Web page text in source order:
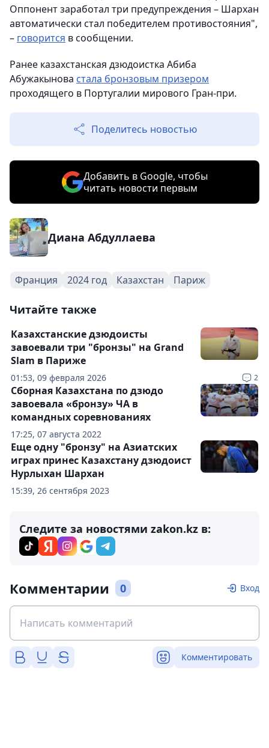
Оппонент заработал три предупреждения – Шархан
автоматически стал победителем противостояния",
– говорится в сообщении.
Ранее казахстанская дзюдоистка Абиба
Абужакынова стала бронзовым призером
проходящего в Португалии мирового Гран-при.
Поделитесь новостью
Добавить в Google, чтобы
читать новости первым
Диана Абдуллаева
Франция 2024 год Казахстан Париж
Читайте также
01:53, 09 февраля 2026 2
Казахстанские дзюдоисты
завоевали три "бронзы" на Grand
Slam в Париже
17:25, 07 августа 2022
Сборная Казахстана по дзюдо
завоевала «бронзу» ЧА в
командных соревнованиях
15:39, 26 сентября 2023
Еще одну "бронзу" на Азиатских
играх принес Казахстану дзюдоист
Нурлыхан Шархан
Следите за новостями zakon.kz в:
Комментарии 0 Вход
Комментировать